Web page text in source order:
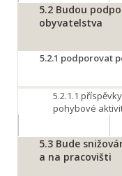
5.2 Budou
obyvatelstva
5.2.1 podporovat
5.2.1.1
pohybové
5.3 Bude
a na pracovišti